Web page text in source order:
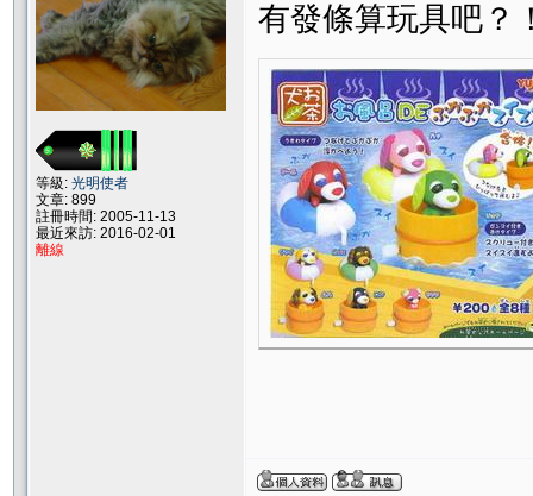
等級: 光明使者
文章: 899
註冊時間: 2005-11-13
最近來訪: 2016-02-01
離線
有發條算玩具吧？